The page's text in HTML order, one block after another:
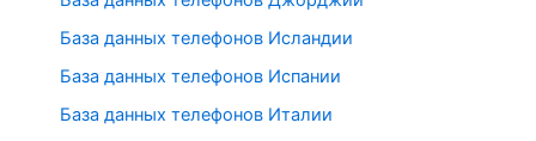
База данных телефонов Исландии
База данных телефонов Испании
База данных телефонов Италии